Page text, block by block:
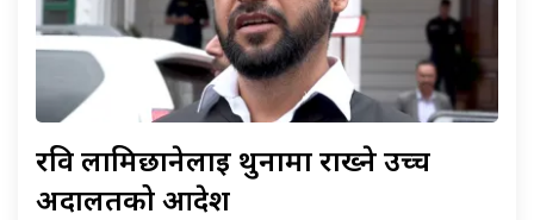
रविलामिछानेलाई थुनामा राख्ने उच्च
अदालतको आदेश